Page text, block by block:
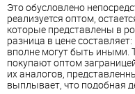
Это обусловлено
реализуется оптом,
которые представлены в
разница в цене
вполне могут быть иными.
покупают оптом
их аналогов,
выплывает, что подобная